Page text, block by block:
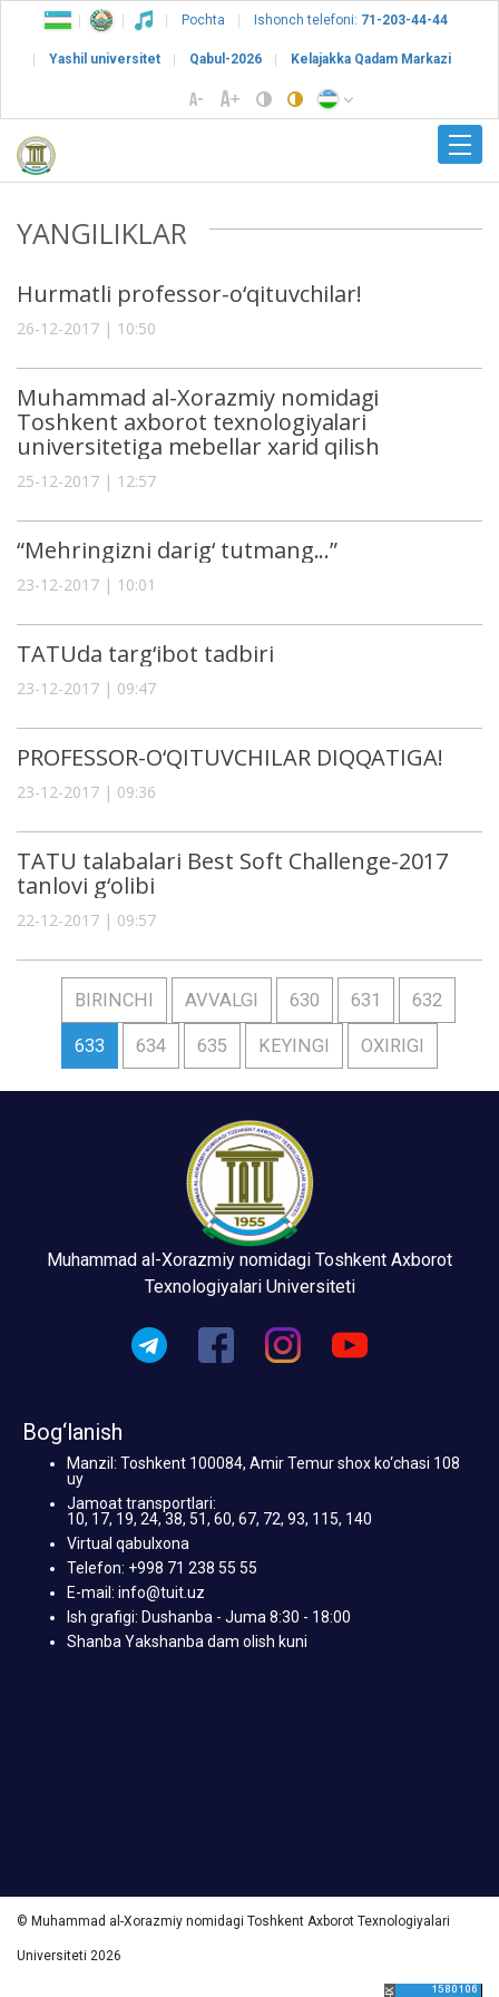
Pochta Ishonch telefoni: 71-203-44-44
Yashil universitet Qabul-2026 Kelajakka Qadam Markazi
YANGILIKLAR
Hurmatli professor-o‘qituvchilar!
26-12-2017 | 10:50
Muhammad al-Xorazmiy nomidagi
Toshkent axborot texnologiyalari
universitetiga mebellar xarid qilish
25-12-2017 | 12:57
“Mehringizni darig‘ tutmang...”
23-12-2017 | 10:01
TATUda targ‘ibot tadbiri
23-12-2017 | 09:47
PROFЕSSOR-O‘QITUVCHILAR DIQQATIGA!
23-12-2017 | 09:36
TATU talabalari Best Soft Challenge-2017
tanlovi g‘olibi
22-12-2017 | 09:57
BIRINCHI AVVALGI 630 631 632
633 634 635 KEYINGI OXIRIGI
Muhammad al-Xorazmiy nomidagi Toshkent Axborot
Texnologiyalari Universiteti
Bog‘lanish
Manzil: Toshkent 100084, Amir Temur shox ko‘chasi 108
uy
Jamoat transportlari:
10, 17, 19, 24, 38, 51, 60, 67, 72, 93, 115, 140
Virtual qabulxona
Telefon: +998 71 238 55 55
E-mail: info@tuit.uz
Ish grafigi: Dushanba - Juma 8:30 - 18:00
Shanba Yakshanba dam olish kuni
© Muhammad al-Xorazmiy nomidagi Toshkent Axborot Texnologiyalari
Universiteti 2026